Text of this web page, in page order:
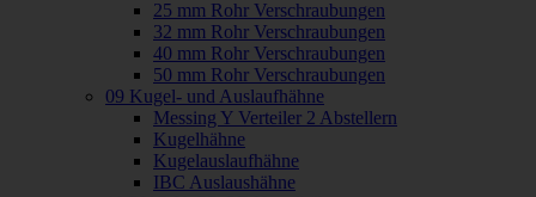
25 mm Rohr Verschraubungen
32 mm Rohr Verschraubungen
40 mm Rohr Verschraubungen
50 mm Rohr Verschraubungen
09 Kugel- und Auslaufhähne
Messing Y Verteiler 2 Abstellern
Kugelhähne
Kugelauslaufhähne
IBC Auslaushähne